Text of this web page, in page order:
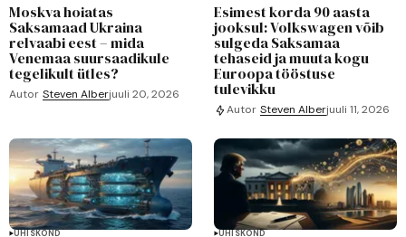
Moskva hoiatas
Saksamaad Ukraina
relvaabi eest – mida
Venemaa suursaadikule
tegelikult ütles?
Autor Steven Alberjuuli 20, 2026
Esimest korda 90 aasta
jooksul: Volkswagen võib
sulgeda Saksamaa
tehaseid ja muuta kogu
Euroopa tööstuse
tulevikku
Autor Steven Alberjuuli 11, 2026
ÜHISKOND ÜHISKOND